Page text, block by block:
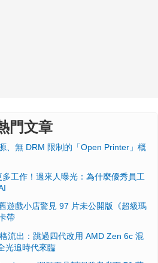
門文章
、無 DRM 限制的「Open Printer」概
工作！過來人曝光：為什麼優秀員工
遊戲小店驚見 97 片未公開版《超級瑪
帶
流出：跳過四代改用 AMD Zen 6c 混
光追時代來臨